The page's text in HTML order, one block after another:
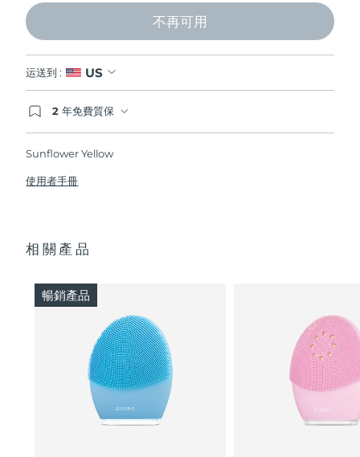
不再可用
运送到 : US
2 年免費質保
Sunflower Yellow
使用者手冊
相關產品
暢銷產品